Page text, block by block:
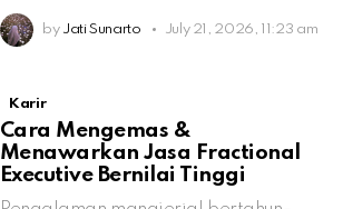
by Jati Sunarto July 21, 2026, 11:23 am
Karir
Cara Mengemas &
Menawarkan Jasa Fractional
Executive Bernilai Tinggi